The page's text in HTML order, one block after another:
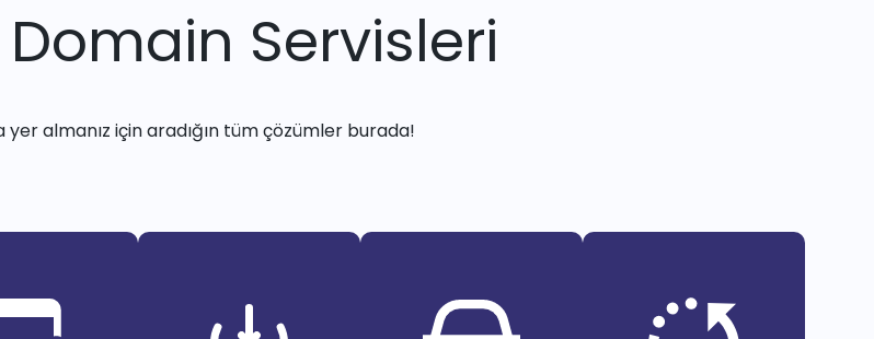
Servisleri
yer almanız için aradığın tüm çözümler burada!